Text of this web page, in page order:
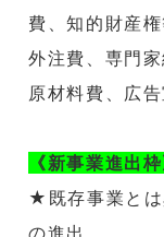
費、知的財産権
外注費、専門
原材料費、広
《新事業進出枠
★既存事業と
の進出